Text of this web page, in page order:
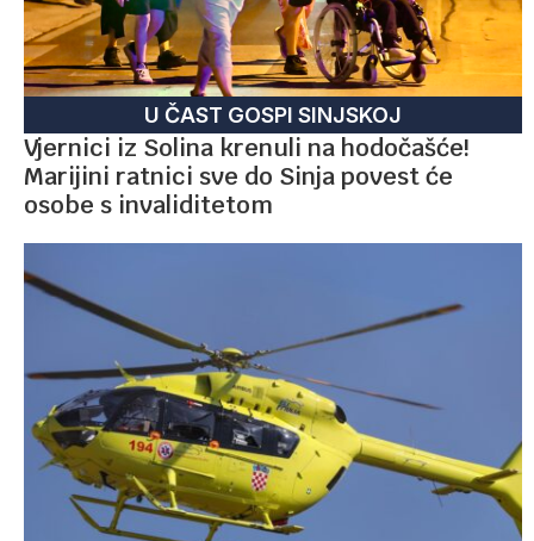
U ČAST GOSPI SINJSKOJ
Vjernici iz Solina krenuli na hodočašće!
Marijini ratnici sve do Sinja povest će
osobe s invaliditetom